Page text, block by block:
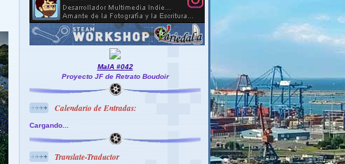
MaIA #042
Proyecto JF de Retrato Boudoir
Calendario de Entradas:
Cargando...
Translate-Traductor